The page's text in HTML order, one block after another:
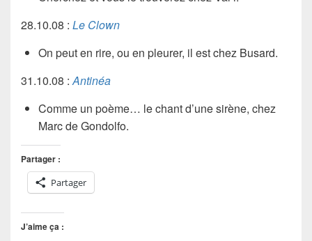
28.10.08 : Le Clown
On peut en rire, ou en pleurer, il est chez Busard.
31.10.08 :Antinéa
Comme un poème… le chant d’une sirène, chez
Marc de Gondolfo.
Partager :
Partager
J’aime ça :